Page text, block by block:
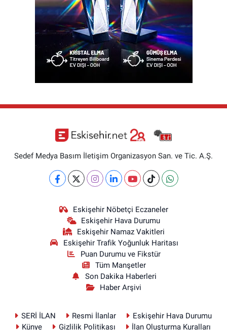
Sedef Medya Basım İletişim Organizasyon San. ve Tic. A.Ş.
Eskişehir Nöbetçi Eczaneler
Eskişehir Hava Durumu
Eskişehir Namaz Vakitleri
Eskişehir Trafik Yoğunluk Haritası
Puan Durumu ve Fikstür
Tüm Manşetler
Son Dakika Haberleri
Haber Arşivi
SERİ İLAN Resmi İlanlar
Eskişehir Hava Durumu
Künye
Gizlilik Politikası İlan Oluşturma Kuralları